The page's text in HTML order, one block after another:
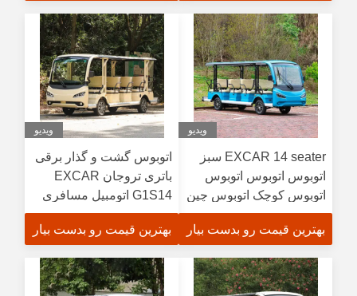
ویدیو
EXCAR 14 seater سبز
اتوبوس اتوبوس اتوبوس
اتوبوس کوچک اتوبوس چین
جدید اتوبوس الکتریکی
برای فروش
بهترین قیمت رو بدست بیار
ویدیو
اتوبوس گشت و گذار برقی
باتری تروجان EXCAR
G1S14 اتومبیل مسافری
برقی 48 ولت
بهترین قیمت رو بدست بیار